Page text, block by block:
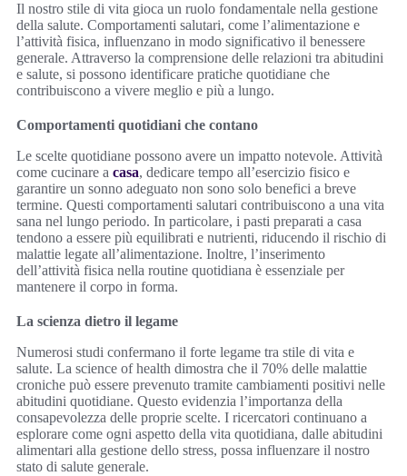
Il nostro stile di vita gioca un ruolo fondamentale nella gestione
della salute. Comportamenti salutari, come l’alimentazione e
l’attività fisica, influenzano in modo significativo il benessere
generale. Attraverso la comprensione delle relazioni tra abitudini
e salute, si possono identificare pratiche quotidiane che
contribuiscono a vivere meglio e più a lungo.
Comportamenti quotidiani che contano
Le scelte quotidiane possono avere un impatto notevole. Attività
come cucinare a casa, dedicare tempo all’esercizio fisico e
garantire un sonno adeguato non sono solo benefici a breve
termine. Questi comportamenti salutari contribuiscono a una vita
sana nel lungo periodo. In particolare, i pasti preparati a casa
tendono a essere più equilibrati e nutrienti, riducendo il rischio di
malattie legate all’alimentazione. Inoltre, l’inserimento
dell’attività fisica nella routine quotidiana è essenziale per
mantenere il corpo in forma.
La scienza dietro il legame
Numerosi studi confermano il forte legame tra stile di vita e
salute. La science of health dimostra che il 70% delle malattie
croniche può essere prevenuto tramite cambiamenti positivi nelle
abitudini quotidiane. Questo evidenzia l’importanza della
consapevolezza delle proprie scelte. I ricercatori continuano a
esplorare come ogni aspetto della vita quotidiana, dalle abitudini
alimentari alla gestione dello stress, possa influenzare il nostro
stato di salute generale.